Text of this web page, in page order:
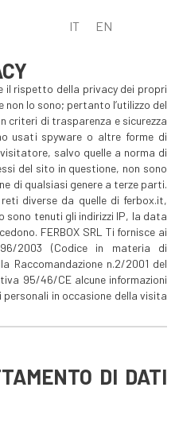
IT EN
il rispetto della privacy dei propri
lo sono; pertanto l’utilizzo del
di trasparenza e sicurezza
usati spyware o altre forme di
salvo quelle a norma di
del sito in questione, non sono
di qualsiasi genere a terze parti.
diverse da quelle di ferbox.it,
sono tenuti gli indirizzi IP, la data
FERBOX SRL Ti fornisce ai
2003 (Codice in materia di
Raccomandazione n.2/2001 del
95/46/CE alcune informazioni
in occasione della visita
DI DATI